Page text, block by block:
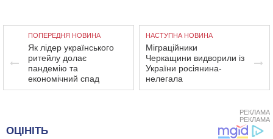
ПОПЕРЕДНЯ НОВИНА
Як лідер українського
ритейлу долає
пандемію та
економічний спад
НАСТУПНА НОВИНА
Міграційники
Черкащини видворили із
України росіянина-
нелегала
РЕКЛАМА
РЕКЛАМА